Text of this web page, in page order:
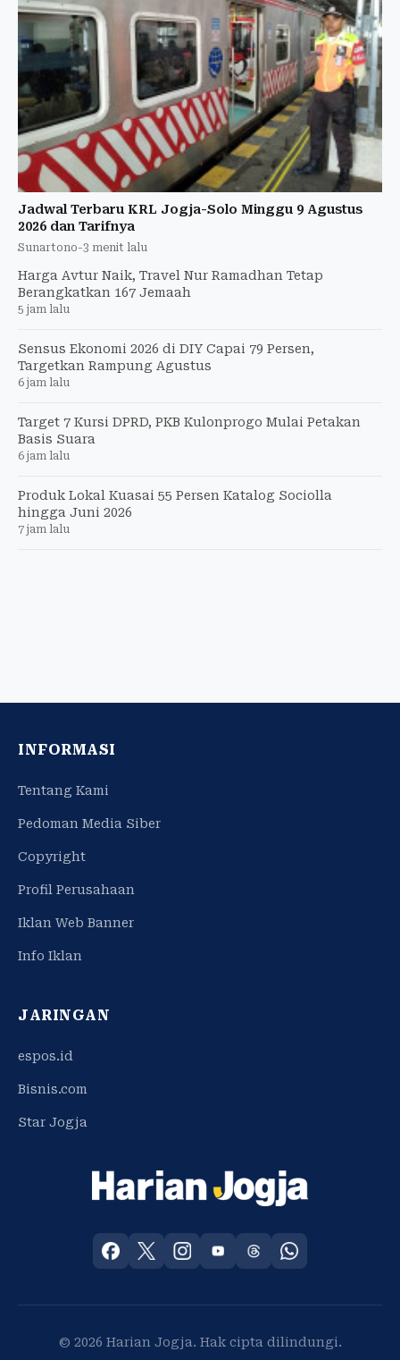
Jadwal Terbaru KRL Jogja-Solo Minggu 9 Agustus
2026 dan Tarifnya
Sunartono-3 menit lalu
Harga Avtur Naik, Travel Nur Ramadhan Tetap
Berangkatkan 167 Jemaah
5 jam lalu
Sensus Ekonomi 2026 di DIY Capai 79 Persen,
Targetkan Rampung Agustus
6 jam lalu
Target 7 Kursi DPRD, PKB Kulonprogo Mulai Petakan
Basis Suara
6 jam lalu
Produk Lokal Kuasai 55 Persen Katalog Sociolla
hingga Juni 2026
7 jam lalu
INFORMASI
Tentang Kami
Pedoman Media Siber
Copyright
Profil Perusahaan
Iklan Web Banner
Info Iklan
JARINGAN
espos.id
Bisnis.com
Star Jogja
© 2026 Harian Jogja. Hak cipta dilindungi.